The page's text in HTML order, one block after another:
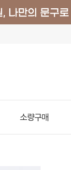
소량구매